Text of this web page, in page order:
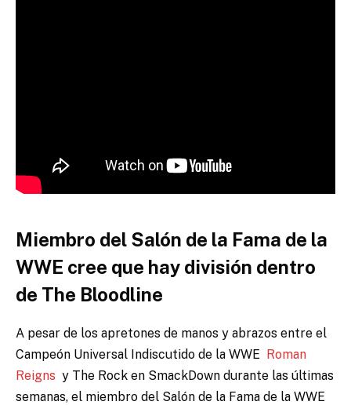
Miembro del Salón de la Fama de la
WWE cree que hay división dentro
de The Bloodline
A pesar de los apretones de manos y abrazos entre el
Campeón Universal Indiscutido de la WWE Roman
Reigns y The Rock en SmackDown durante las últimas
semanas, el miembro del Salón de la Fama de la WWE